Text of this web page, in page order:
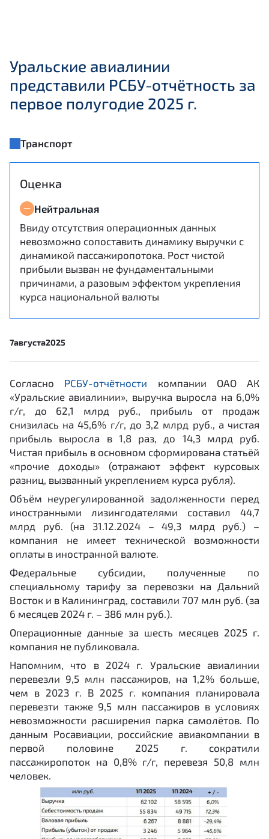
Уральские авиалинии
представили РСБУ-отчётность за
первое полугодие 2025 г.
Транспорт
Оценка
Нейтральная
Ввиду отсутствия операционных данных
невозможно сопоставить динамику выручки с
динамикой пассажиропотока. Рост чистой
прибыли вызван не фундаментальными
причинами, а разовым эффектом укрепления
курса национальной валюты
7августа2025
Согласно РСБУ-отчётности компании ОАО АК
«Уральские авиалинии», выручка выросла на 6,0%
г/г, до 62,1 млрд руб., прибыль от продаж
снизилась на 45,6% г/г, до 3,2 млрд руб., а чистая
прибыль выросла в 1,8 раз, до 14,3 млрд руб.
Чистая прибыль в основном сформирована статьёй
«прочие доходы» (отражают эффект курсовых
разниц, вызванный укреплением курса рубля).
Объём неурегулированной задолженности перед
иностранными лизингодателями составил 44,7
млрд руб. (на 31.12.2024 – 49,3 млрд руб.) –
компания не имеет технической возможности
оплаты в иностранной валюте.
Федеральные субсидии, полученные по
специальному тарифу за перевозки на Дальний
Восток и в Калининград, составили 707 млн руб. (за
6 месяцев 2024 г. – 386 млн руб.).
Операционные данные за шесть месяцев 2025 г.
компания не публиковала.
Напомним, что в 2024 г. Уральские авиалинии
перевезли 9,5 млн пассажиров, на 1,2% больше,
чем в 2023 г. В 2025 г. компания планировала
перевезти также 9,5 млн пассажиров в условиях
невозможности расширения парка самолётов. По
данным Росавиации, российские авиакомпании в
первой половине 2025 г. сократили
пассажиропоток на 0,8% г/г, перевезя 50,8 млн
человек.